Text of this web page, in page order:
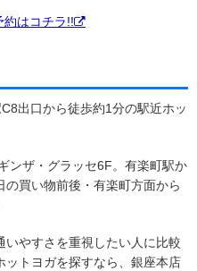
約はコチラ!!
出口から徒歩約1分の駅近ホッ
ンザ・グラッセ6F。有楽町駅か
買い物前後・有楽町方面から
やすさを重視したい人に比較
ットヨガを探すなら、銀座本店